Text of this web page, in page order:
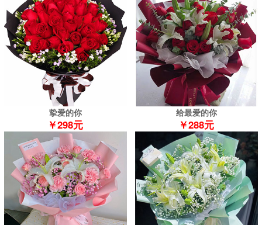
挚爱的你
￥298元
给最爱的你
￥288元